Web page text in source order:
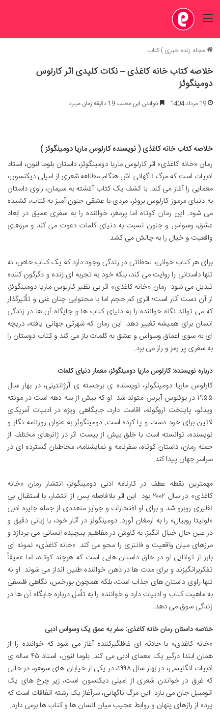
منو
مجله زنده خبری)کتاب
خلاصه کتاب خانه کاغذی – نکات کلیدی اثر کارلوس
دومینگوئز
19 مرداد 1404 خواندن این مطلب 19 دقیقه زمان میبرد
خلاصه کتاب خانه کاغذی ( نویسنده کارلوس ماریا دومینگوئز )
رمان «خانه کاغذی» اثر کارلوس ماریا دومینگوئز، داستان بلوما لنون، استاد
ادبیات است که مرگ ناگهانی اش هنگام مطالعه شعری از امیلی دیکنسون،
معمایی را آغاز می کند. با کشف یک کتاب آغشته به سیمان، راوی داستان
به دنیای مرموز کارلوس بروئر، مردی با عشقی جنون آمیز به کتاب، کشیده
می شود. این رمان کوتاه اما پرمغز، خواننده را به سفری عمیق در ابعاد
عشق، وسواس و جنون نسبت به دنیای کلمات دعوت می کند و مرزهای
واقعیت و خیال را به چالش می کشد.
برای هر کتاب خوانی، لحظاتی در زندگی وجود دارد که یک کتاب خاص، نه
تنها داستانی را روایت می کند، بلکه خود به تجربه ای زنده و دگرگون کننده
تبدیل می شود. رمان «خانه کاغذی» اثر بی نظیر کارلوس ماریا دومینگوئز،
از آن دست آثار است؛ اثری کم حجم اما با محتوایی چنان غنی و تأثیرگذار
که می تواند نگاه خواننده را به دنیای کتاب ها و جایگاه آن ها در زندگی
انسان برای همیشه تغییر دهد. این رمان که شهرتی جهانی یافته، دریچه
ای به سوی اعماق وسواس و عشق به کلمات باز می کند و کتاب دوستان را
به سفری پر رمز و راز می برد.
درباره نویسنده: کارلوس ماریا دومینگوئز، معمار دنیای کلمات
کارلوس ماریا دومینگوئز، نویسنده ی برجسته ی آرژانتینی، در بهار سال
۱۹۵۵ در بوئنوس آیرس متولد شد. او که بیش از سه دهه است در مونته
ویدئو، پایتخت اروگوئه، اقامت دارد، جایگاهی ویژه در ادبیات آمریکای
لاتین برای خود دست و پا کرده است. دومینگوئز به عنوان روزنامه نگار و
نویسنده، توانسته است با خلق بیش از بیست اثر در ژانرهای مختلف از
جمله رمان، داستان کوتاه، سفرنامه و نمایشنامه، مخاطبان گسترده ای در
سراسر جهان پیدا کند.
مهمترین نقطه عطف در کارنامه ادبی دومینگوئز، انتشار رمان «خانه
کاغذی» در سال ۲۰۰۲ بود. این اثر بلافاصله پس از انتشار، با استقبال بی
نظیری روبرو شد و برای او افتخارات و جوایز متعددی از جمله جایزه ادبی
«لولیتا روبیال» را به ارمغان آورد. دومینگوئز در آثار خود، با زبانی دقیق و
در عین حال خیال انگیز، به کاوش در مفاهیم پیچیده انسانی می پردازد و
مرزهای میان واقعیت و فانتزی را محو می کند. «خانه کاغذی» نمونه ای
بارز از توانایی او در خلق داستان هایی است که هرچند کوتاه، اما عمیقاً
تفکربرانگیزند و برای مدت ها در ذهن خواننده طنین انداز می شوند. او نه
تنها راوی داستان های جذاب است، بلکه همچون بورخس، نگاهی فلسفی
به ماهیت کتاب و ادبیات دارد و خواننده را به تأمل درباره جایگاه آن ها در
زندگی سوق می دهد.
خلاصه داستان رمان خانه کاغذی: سفر به عمق یک وسواس ادبی
«خانه کاغذی» با حادثه ای غافلگیرکننده آغاز می شود که خواننده را از
همان ابتدا درگیر یک معمای ادبی می کند. بلوما لنون، استاد ۴۵ ساله ی
ادبیات انگلیسی، در بهار سال ۱۹۹۸، در یکی از خیابان های سوهو، در حالی
که غرق در خواندن شعری از امیلی دیکنسون است، زیر چرخ های یک
اتومبیل جان می بازد. این مرگ ناگهانی، سرآغاز یک رشته اتفاقات است که
پرده از رازهای پنهان و روابط عجیب میان انسان ها و کتاب ها برمی دارد.